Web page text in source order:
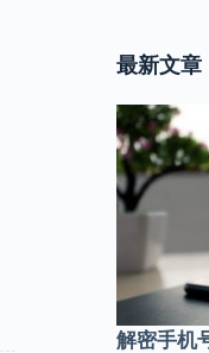
最新文章
解密手机